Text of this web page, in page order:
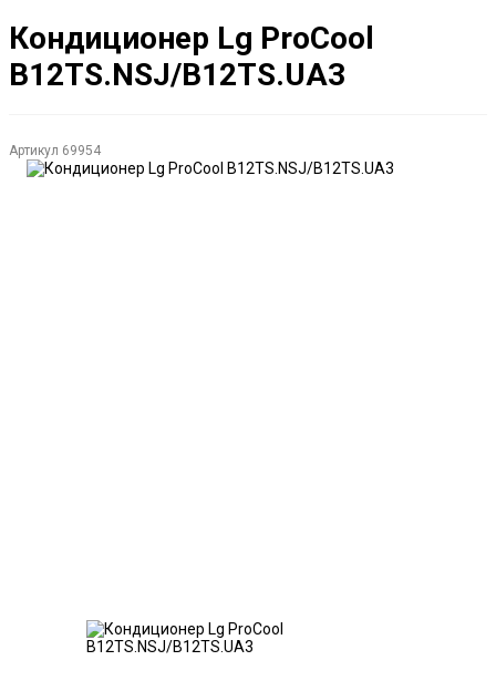
Кондиционер Lg ProCool
B12TS.NSJ/B12TS.UA3
Артикул 69954